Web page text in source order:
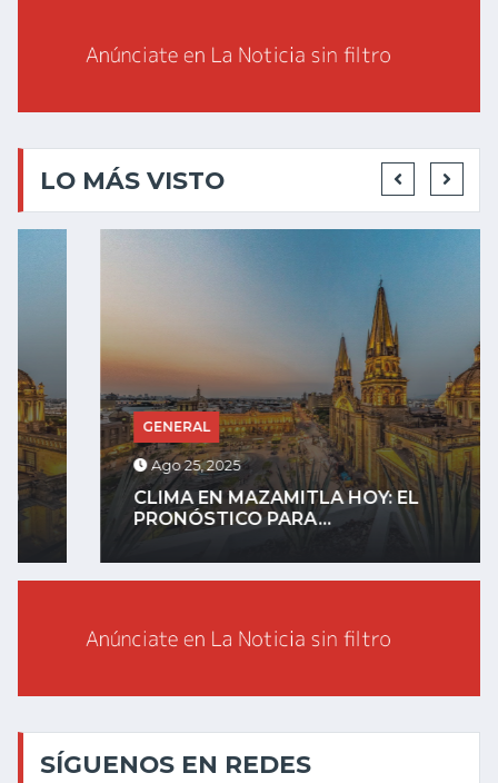
LO MÁS VISTO
GENERAL
Ago 25, 2025
CLIMA EN MAZAMITLA HOY: EL
PRONÓSTICO PARA...
SÍGUENOS EN REDES